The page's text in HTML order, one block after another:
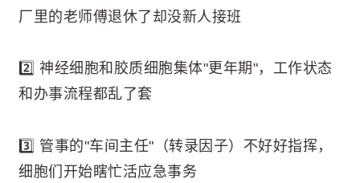
厂里的老师傅退休了却没新人接班
2️⃣ 神经细胞和胶质细胞集体"更年期"，工作状态
和办事流程都乱了套
3️⃣ 管事的"车间主任"（转录因子）不好好指挥，
细胞们开始瞎忙活应急事务